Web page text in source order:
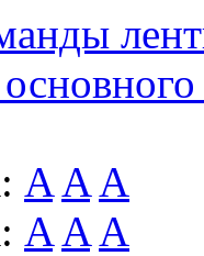
A A A
A A A